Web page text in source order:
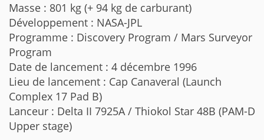
Masse : 801 kg (+ 94 kg de carburant)
Développement : NASA-JPL
Programme : Discovery Program / Mars Surveyor
Program
Date de lancement : 4 décembre 1996
Lieu de lancement : Cap Canaveral (Launch
Complex 17 Pad B)
Lanceur : Delta II 7925A / Thiokol Star 48B (PAM-D
Upper stage)